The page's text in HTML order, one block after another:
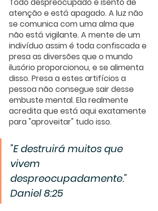
atenção e está apagado. A luz não
se comunica com uma alma que
não está vigilante. A mente de um
indivíduo assim é toda confiscada e
presa as diversões que o mundo
ilusório proporcionou, e se alimenta
disso. Presa a estes artifícios a
pessoa não consegue sair desse
embuste mental. Ela realmente
acredita que está aqui exatamente
para "aproveitar" tudo isso.
"E destruirá muitos que
vivem
despreocupadamente."
Daniel 8:25